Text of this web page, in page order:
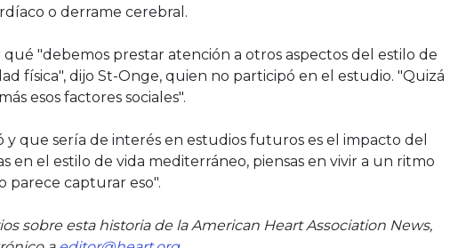
o derrame cerebral.
"debemos prestar atención a otros aspectos del estilo de
física", dijo St-Onge, quien no participó en el estudio. "Quizá
esos factores sociales".
que sería de interés en estudios futuros es el impacto del
en el estilo de vida mediterráneo, piensas en vivir a un ritmo
parece capturar eso".
sobre esta historia de la American Heart Association News,